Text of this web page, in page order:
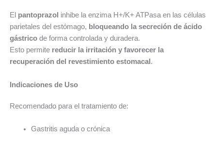
El pantoprazol inhibe la enzima H+/K+ ATPasa en las células
parietales del estómago, bloqueando la secreción de ácido
gástrico de forma controlada y duradera.
Esto permite reducir la irritación y favorecer la
recuperación del revestimiento estomacal .
Indicaciones de Uso
Recomendado para el tratamiento de:
Gastritis aguda o crónica